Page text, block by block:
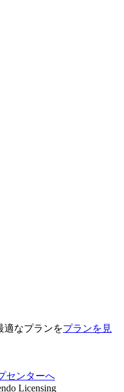
適なプランをプランを見
センターへ
Licensing